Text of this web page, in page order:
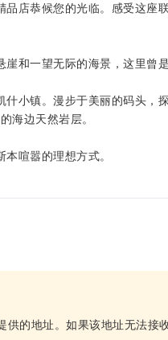
店恭候您的光临。感受这座
和一望无际的海景，这里曾
小镇。漫步于美丽的码头，
海边天然岩层。
喧嚣的理想方式。
的地址。如果该地址无法接